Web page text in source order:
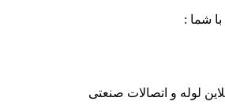
شما :
لوله و اتصالات صنعتی